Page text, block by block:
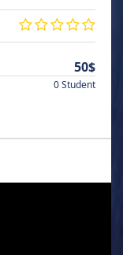
50$
0 Student